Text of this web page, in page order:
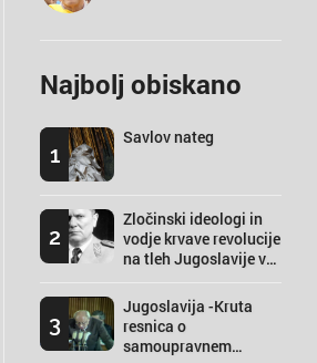
Najbolj obiskano
1
Savlov nateg
2
Zločinski ideologi in
vodje krvave revolucije
na tleh Jugoslavije v
3
Jugoslavija -Kruta
resnica o
samoupravnem